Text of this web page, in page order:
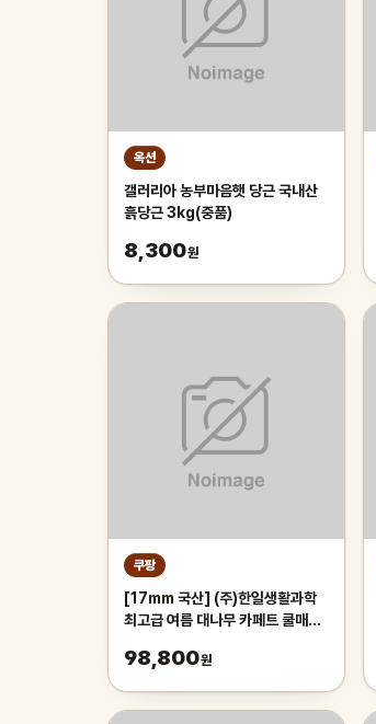
옥션
갤러리아 농부마음햇 당근 국내산
흙당근 3kg(중품)
8,300원
쿠팡
[17mm 국산] (주)한일생활과학
최고급 여름 대나무 카페트 쿨매트
실 침대 장판 자리_두꺼운 폭신한
98,800원